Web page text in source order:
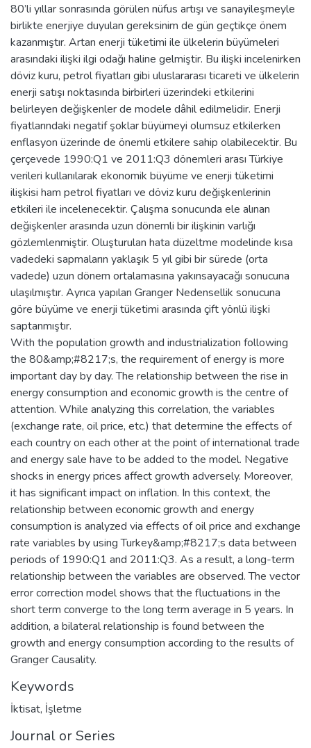
80’li yıllar sonrasında görülen nüfus artışı ve sanayileşmeyle
birlikte enerjiye duyulan gereksinim de gün geçtikçe önem
kazanmıştır. Artan enerji tüketimi ile ülkelerin büyümeleri
arasındaki ilişki ilgi odağı haline gelmiştir. Bu ilişki incelenirken
döviz kuru, petrol fiyatları gibi uluslararası ticareti ve ülkelerin
enerji satışı noktasında birbirleri üzerindeki etkilerini
belirleyen değişkenler de modele dâhil edilmelidir. Enerji
fiyatlarındaki negatif şoklar büyümeyi olumsuz etkilerken
enflasyon üzerinde de önemli etkilere sahip olabilecektir. Bu
çerçevede 1990:Q1 ve 2011:Q3 dönemleri arası Türkiye
verileri kullanılarak ekonomik büyüme ve enerji tüketimi
ilişkisi ham petrol fiyatları ve döviz kuru değişkenlerinin
etkileri ile incelenecektir. Çalışma sonucunda ele alınan
değişkenler arasında uzun dönemli bir ilişkinin varlığı
gözlemlenmiştir. Oluşturulan hata düzeltme modelinde kısa
vadedeki sapmaların yaklaşık 5 yıl gibi bir sürede (orta
vadede) uzun dönem ortalamasına yakınsayacağı sonucuna
ulaşılmıştır. Ayrıca yapılan Granger Nedensellik sonucuna
göre büyüme ve enerji tüketimi arasında çift yönlü ilişki
saptanmıştır.
With the population growth and industrialization following
the 80&amp;#8217;s, the requirement of energy is more
important day by day. The relationship between the rise in
energy consumption and economic growth is the centre of
attention. While analyzing this correlation, the variables
(exchange rate, oil price, etc.) that determine the effects of
each country on each other at the point of international trade
and energy sale have to be added to the model. Negative
shocks in energy prices affect growth adversely. Moreover,
it has significant impact on inflation. In this context, the
relationship between economic growth and energy
consumption is analyzed via effects of oil price and exchange
rate variables by using Turkey&amp;#8217;s data between
periods of 1990:Q1 and 2011:Q3. As a result, a long-term
relationship between the variables are observed. The vector
error correction model shows that the fluctuations in the
short term converge to the long term average in 5 years. In
addition, a bilateral relationship is found between the
growth and energy consumption according to the results of
Granger Causality.
Keywords
İktisat, İşletme
Journal or Series